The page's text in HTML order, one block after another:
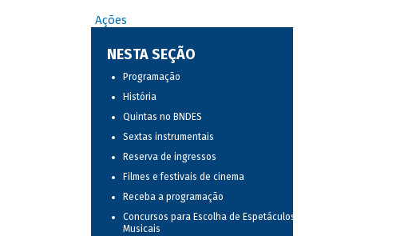
Ações
NESTA SEÇÃO
Programação
História
Quintas no BNDES
Sextas instrumentais
Reserva de ingressos
Filmes e festivais de cinema
Receba a programação
Concursos para Escolha de Espetáculos
Musicais